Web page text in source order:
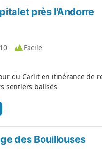
près l'Andorre
Facile
du Carlit en itinérance de
sentiers balisés.
des Bouillouses